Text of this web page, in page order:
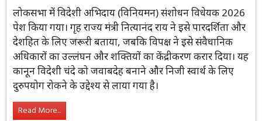
लोकसभा में विदेशी अभिदाय (विनियमन) संशोधन विधेयक 2026
पेश किया गया। गृह राज्य मंत्री नित्यानंद राय ने इसे पारदर्शिता और
देशहित के लिए जरूरी बताया, जबकि विपक्ष ने इसे संवैधानिक
अधिकारों का उल्लंघन और शक्तियों का केंद्रीकरण करार दिया। यह
कानून विदेशी चंदे को जवाबदेह बनाने और निजी स्वार्थ के लिए
दुरुपयोग रोकने के उद्देश्य से लाया गया है।
Read More...